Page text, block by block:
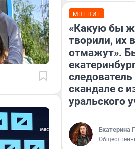
МНЕНИЕ
«Какую бы
творили, их
отмажут».
скандале с
уральского
Екатерина